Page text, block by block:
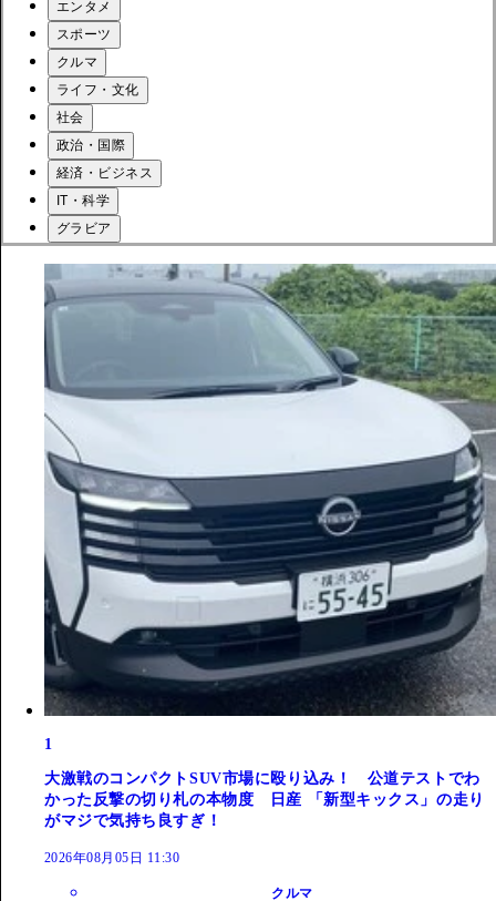
エンタメ
スポーツ
クルマ
ライフ・文化
社会
政治・国際
経済・ビジネス
IT・科学
グラビア
1
大激戦のコンパクトSUV市場に殴り込み！ 公道テストでわ
かった反撃の切り札の本物度 日産 「新型キックス」の走り
がマジで気持ち良すぎ！
2026年08月05日 11:30
クルマ